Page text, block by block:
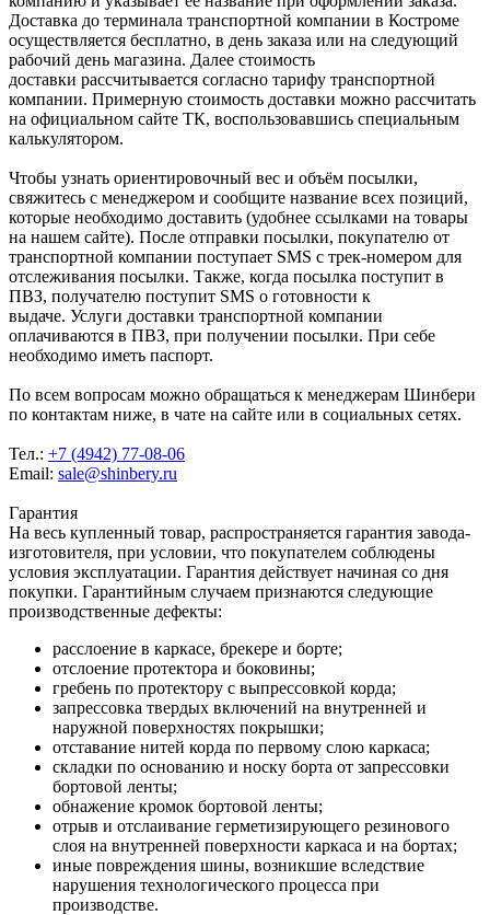
Доставка до терминала транспортной компании в Костроме
осуществляется бесплатно, в день заказа или на следующий
рабочий день магазина. Далее стоимость
доставки рассчитывается согласно тарифу транспортной
компании. Примерную стоимость доставки можно рассчитать
на официальном сайте ТК, воспользовавшись специальным
калькулятором.
Чтобы узнать ориентировочный вес и объём посылки,
свяжитесь с менеджером и сообщите название всех позиций,
которые необходимо доставить (удобнее ссылками на товары
на нашем сайте). После отправки посылки, покупателю от
транспортной компании поступает SMS с трек-номером для
отслеживания посылки. Также, когда посылка поступит в
ПВЗ, получателю поступит SMS о готовности к
выдаче. Услуги доставки транспортной компании
оплачиваются в ПВЗ, при получении посылки. При себе
необходимо иметь паспорт.
По всем вопросам можно обращаться к менеджерам Шинбери
по контактам ниже, в чате на сайте или в социальных сетях.
Тел.: +7 (4942) 77-08-06
Email: sale@shinbery.ru
Гарантия
На весь купленный товар, распространяется гарантия завода-
изготовителя, при условии, что покупателем соблюдены
условия эксплуатации. Гарантия действует начиная со дня
покупки. Гарантийным случаем признаются следующие
производственные дефекты:
расслоение в каркасе, брекере и борте;
отслоение протектора и боковины;
гребень по протектору с выпрессовкой корда;
запрессовка твердых включений на внутренней и
наружной поверхностях покрышки;
отставание нитей корда по первому слою каркаса;
складки по основанию и носку борта от запрессовки
бортовой ленты;
обнажение кромок бортовой ленты;
отрыв и отслаивание герметизирующего резинового
слоя на внутренней поверхности каркаса и на бортах;
иные повреждения шины, возникшие вследствие
нарушения технологического процесса при
производстве.